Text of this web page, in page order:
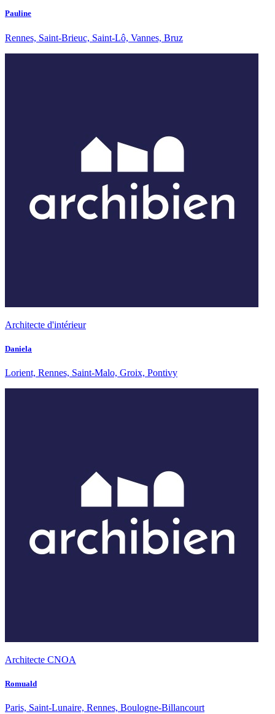
Pauline
Rennes, Saint-Brieuc, Saint-Lô, Vannes, Bruz
Architecte d'intérieur
Daniela
Lorient, Rennes, Saint-Malo, Groix, Pontivy
Architecte CNOA
Romuald
Paris, Saint-Lunaire, Rennes, Boulogne-Billancourt